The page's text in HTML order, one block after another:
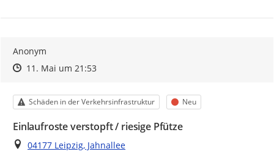
Anonym
Zeitpunkt des Erstellens
Zeitpunkt des Erstellens
11. Mai um 21:53Zur Äußerung
Kategorie
Schäden in der Verkehrsinfrastruktur Status
Neu
Einlaufroste verstopft / riesige Pfütze
Ort
04177 Leipzig, Jahnallee